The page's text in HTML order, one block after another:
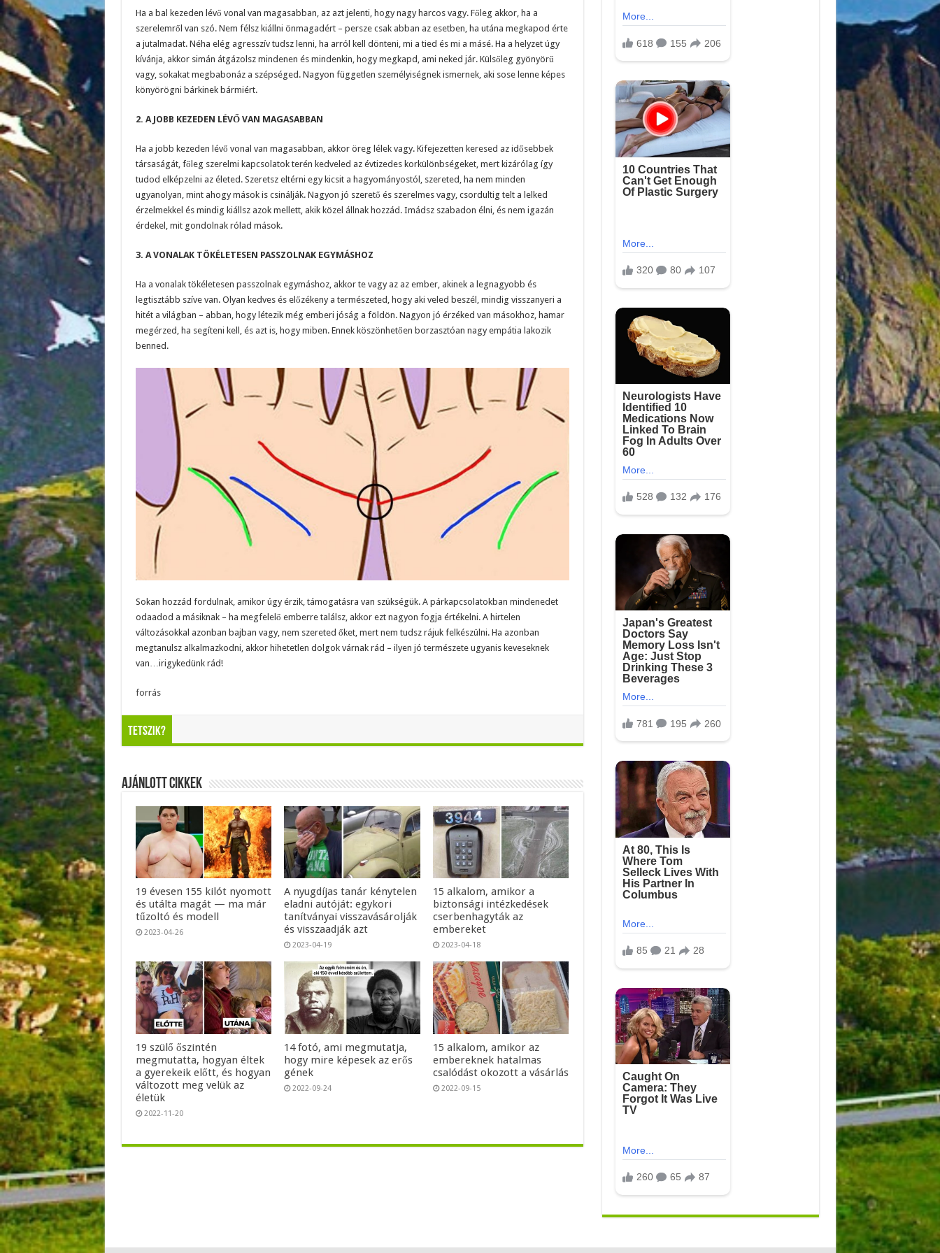
Ha a bal kezeden lévő vonal van magasabban, az azt jelenti, hogy nagy harcos vagy. Főleg akkor, ha a
szerelemről van szó. Nem félsz kiállni önmagadért – persze csak abban az esetben, ha utána megkapod érte
a jutalmadat. Néha elég agresszív tudsz lenni, ha arról kell dönteni, mi a tied és mi a másé. Ha a helyzet úgy
kívánja, akkor simán átgázolsz mindenen és mindenkin, hogy megkapd, ami neked jár. Külsőleg gyönyörű
vagy, sokakat megbabonáz a szépséged. Nagyon független személyiségnek ismernek, aki sose lenne képes
könyörögni bárkinek bármiért.
2. A JOBB KEZEDEN LÉVŐ VAN MAGASABBAN
Ha a jobb kezeden lévő vonal van magasabban, akkor öreg lélek vagy. Kifejezetten keresed az idősebbek
társaságát, főleg szerelmi kapcsolatok terén kedveled az évtizedes korkülönbségeket, mert kizárólag így
tudod elképzelni az életed. Szeretsz eltérni egy kicsit a hagyományostól, szereted, ha nem minden
ugyanolyan, mint ahogy mások is csinálják. Nagyon jó szerető és szerelmes vagy, csordultig telt a lelked
érzelmekkel és mindig kiállsz azok mellett, akik közel állnak hozzád. Imádsz szabadon élni, és nem igazán
érdekel, mit gondolnak rólad mások.
3. A VONALAK TÖKÉLETESEN PASSZOLNAK EGYMÁSHOZ
Ha a vonalak tökéletesen passzolnak egymáshoz, akkor te vagy az az ember, akinek a legnagyobb és
legtisztább szíve van. Olyan kedves és előzékeny a természeted, hogy aki veled beszél, mindig visszanyeri a
hitét a világban – abban, hogy létezik még emberi jóság a földön. Nagyon jó érzéked van másokhoz, hamar
megérzed, ha segíteni kell, és azt is, hogy miben. Ennek köszönhetően borzasztóan nagy empátia lakozik
benned.
Sokan hozzád fordulnak, amikor úgy érzik, támogatásra van szükségük. A párkapcsolatokban mindenedet
odaadod a másiknak – ha megfelelő emberre találsz, akkor ezt nagyon fogja értékelni. A hirtelen
változásokkal azonban bajban vagy, nem szereted őket, mert nem tudsz rájuk felkészülni. Ha azonban
megtanulsz alkalmazkodni, akkor hihetetlen dolgok várnak rád – ilyen jó természete ugyanis keveseknek
van…irigykedünk rád!
forrás
Tetszik?
Ajánlott Cikkek
19 évesen 155 kilót nyomott
és utálta magát — ma már
tűzoltó és modell
2023-04-26
A nyugdíjas tanár kénytelen
eladni autóját: egykori
tanítványai visszavásárolják
és visszaadják azt
2023-04-19
15 alkalom, amikor a
biztonsági intézkedések
cserbenhagyták az
embereket
2023-04-18
19 szülő őszintén
megmutatta, hogyan éltek
a gyerekeik előtt, és hogyan
változott meg velük az
életük
2022-11-20
14 fotó, ami megmutatja,
hogy mire képesek az erős
gének
2022-09-24
15 alkalom, amikor az
embereknek hatalmas
csalódást okozott a vásárlás
2022-09-15